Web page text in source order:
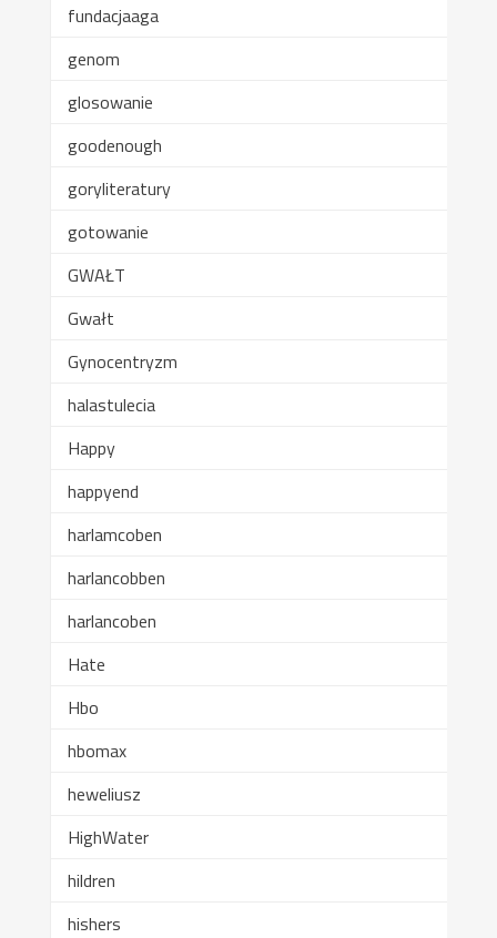
fundacjaaga
genom
glosowanie
goodenough
goryliteratury
gotowanie
GWAŁT
Gwałt
Gynocentryzm
halastulecia
Happy
happyend
harlamcoben
harlancobben
harlancoben
Hate
Hbo
hbomax
heweliusz
HighWater
hildren
hishers